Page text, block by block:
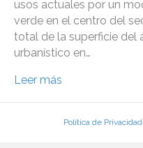
usos actuales por un
verde en el centro del
total de la superficie del
urbanístico en…
Leer más
Política de Privacidad|